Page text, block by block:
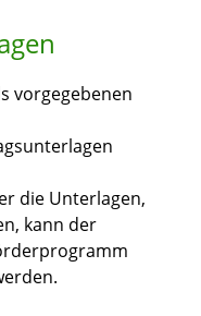
vorgegebenen
die Unterlagen,
kann der